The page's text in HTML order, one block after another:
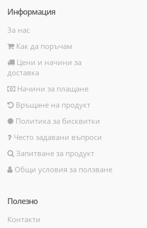
Информация
За нас
Как да поръчам
Цени и начини за
доставка
Начини за плащане
Връщане на продукт
Политика за бисквитки
Често задавани въпроси
Запитване за продукт
Общи условия за ползване
Полезно
Контакти